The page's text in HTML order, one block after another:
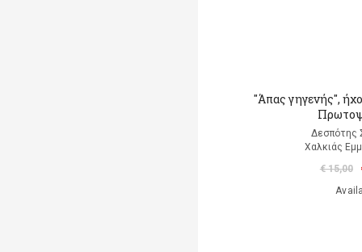
"Άπας γηγενής",
Δεσπότης
Χαλκιάς
€ 15,00